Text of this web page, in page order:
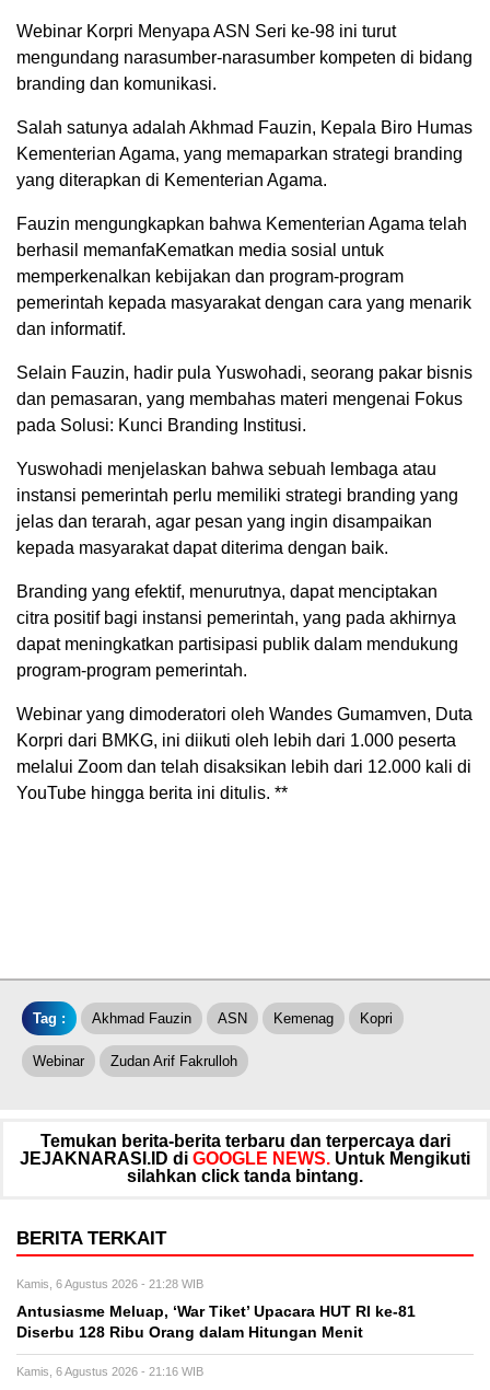
Webinar Korpri Menyapa ASN Seri ke-98 ini turut
mengundang narasumber-narasumber kompeten di bidang
branding dan komunikasi.
Salah satunya adalah Akhmad Fauzin, Kepala Biro Humas
Kementerian Agama, yang memaparkan strategi branding
yang diterapkan di Kementerian Agama.
Fauzin mengungkapkan bahwa Kementerian Agama telah
berhasil memanfaKematkan media sosial untuk
memperkenalkan kebijakan dan program-program
pemerintah kepada masyarakat dengan cara yang menarik
dan informatif.
Selain Fauzin, hadir pula Yuswohadi, seorang pakar bisnis
dan pemasaran, yang membahas materi mengenai Fokus
pada Solusi: Kunci Branding Institusi.
Yuswohadi menjelaskan bahwa sebuah lembaga atau
instansi pemerintah perlu memiliki strategi branding yang
jelas dan terarah, agar pesan yang ingin disampaikan
kepada masyarakat dapat diterima dengan baik.
Branding yang efektif, menurutnya, dapat menciptakan
citra positif bagi instansi pemerintah, yang pada akhirnya
dapat meningkatkan partisipasi publik dalam mendukung
program-program pemerintah.
Webinar yang dimoderatori oleh Wandes Gumamven, Duta
Korpri dari BMKG, ini diikuti oleh lebih dari 1.000 peserta
melalui Zoom dan telah disaksikan lebih dari 12.000 kali di
YouTube hingga berita ini ditulis. **
Tag : Akhmad Fauzin ASN Kemenag Kopri
Webinar Zudan Arif Fakrulloh
Temukan berita-berita terbaru dan terpercaya dari
JEJAKNARASI.ID di GOOGLE NEWS. Untuk Mengikuti
silahkan click tanda bintang.
BERITA TERKAIT
Kamis, 6 Agustus 2026 - 21:28 WIB
Antusiasme Meluap, ‘War Tiket’ Upacara HUT RI ke-81
Diserbu 128 Ribu Orang dalam Hitungan Menit
Kamis, 6 Agustus 2026 - 21:16 WIB